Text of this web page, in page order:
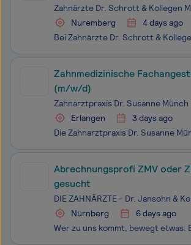
Zahnärzte Dr. Schrott & Kollegen
Nuremberg
4 days ago
Zahnmedizinische
(m/w/d)
Zahnarztpraxis Dr. Susanne Münch
Erlangen
3 days ago
Abrechnungsprofi ZMV oder
gesucht
DIE ZAHNÄRZTE - Dr. Jansohn &
Nürnberg
6 days ago